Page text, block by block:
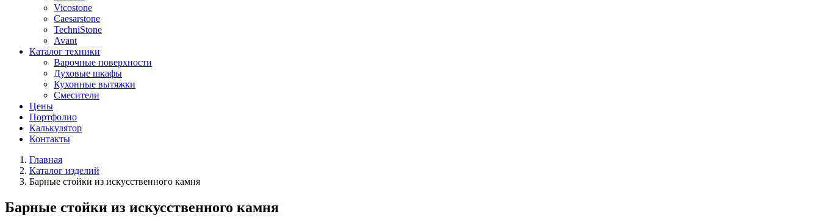
Vicostone
Caesarstone
TechniStone
Avant
Каталог техники
Варочные поверхности
Духовые шкафы
Кухонные вытяжки
Смесители
Цены
Портфолио
Калькулятор
Контакты
Главная
Каталог изделий
Барные стойки из искусственного камня
Барные стойки из искусственного камня